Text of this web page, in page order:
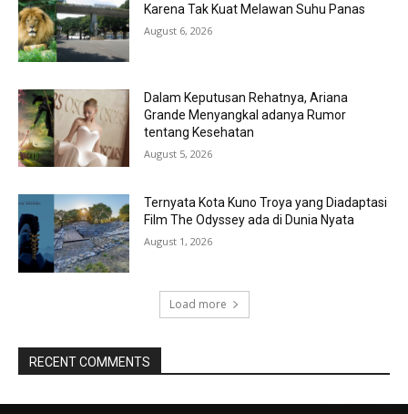
Karena Tak Kuat Melawan Suhu Panas
August 6, 2026
Dalam Keputusan Rehatnya, Ariana
Grande Menyangkal adanya Rumor
tentang Kesehatan
August 5, 2026
Ternyata Kota Kuno Troya yang Diadaptasi
Film The Odyssey ada di Dunia Nyata
August 1, 2026
Load more
RECENT COMMENTS